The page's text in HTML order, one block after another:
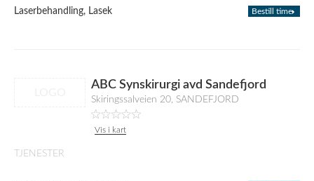
Laserbehandling, Lasek Bestill time
ABC Synskirurgi avd Sandefjord
Skiringssalveien 20, SANDEFJORD
Vis i kart
TJENESTER